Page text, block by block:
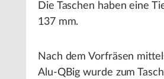
Die Taschen haben eine
137 mm.
Nach dem Vorfräsen
Alu-QBig wurde zum